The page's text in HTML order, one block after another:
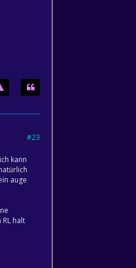
#23
kann
auge
halt